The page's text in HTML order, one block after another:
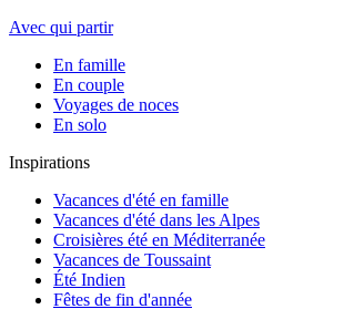
Avec qui partir
En famille
En couple
Voyages de noces
En solo
Inspirations
Vacances d'été en famille
Vacances d'été dans les Alpes
Croisières été en Méditerranée
Vacances de Toussaint
Été Indien
Fêtes de fin d'année